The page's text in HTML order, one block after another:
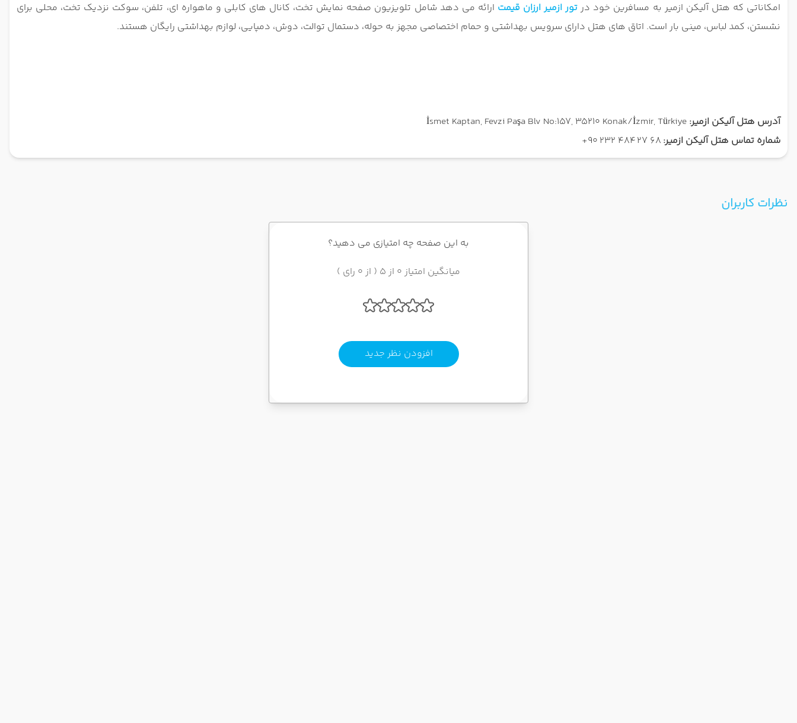
امکاناتی که هتل آلیکن ازمیر به مسافرین خود در تور ازمیر ارزان قیمت ارائه می دهد شامل تلویزیون صفحه نمایش تخت، کانال های کابلی و ماهواره ای، تلفن، سوکت نزدیک تخت، محلی برای
نشستن، کمد لباس، مینی بار است. اتاق های هتل دارای سرویس بهداشتی و حمام اختصاصی مجهز به حوله، دستمال توالت، دوش، دمپایی، لوازم بهداشتی رایگان هستند.
آدرس هتل آلیکن ازمیر:
شماره تماس هتل آلیکن ازمیر:
نظرات کاربران
به این صفحه چه امتیازی می دهید؟
میانگین امتیاز 0 از 5 ( از 0 رای )
افزودن نظر جدید